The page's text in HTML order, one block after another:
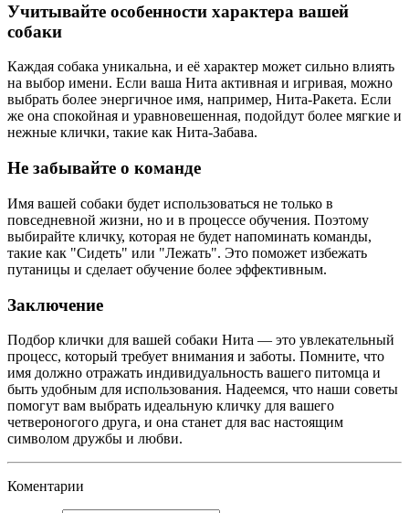
Учитывайте особенности характера вашей
собаки
Каждая собака уникальна, и её характер может сильно влиять
на выбор имени. Если ваша Нита активная и игривая, можно
выбрать более энергичное имя, например, Нита-Ракета. Если
же она спокойная и уравновешенная, подойдут более мягкие и
нежные клички, такие как Нита-Забава.
Не забывайте о команде
Имя вашей собаки будет использоваться не только в
повседневной жизни, но и в процессе обучения. Поэтому
выбирайте кличку, которая не будет напоминать команды,
такие как "Сидеть" или "Лежать". Это поможет избежать
путаницы и сделает обучение более эффективным.
Заключение
Подбор клички для вашей собаки Нита — это увлекательный
процесс, который требует внимания и заботы. Помните, что
имя должно отражать индивидуальность вашего питомца и
быть удобным для использования. Надеемся, что наши советы
помогут вам выбрать идеальную кличку для вашего
четвероногого друга, и она станет для вас настоящим
символом дружбы и любви.
Коментарии